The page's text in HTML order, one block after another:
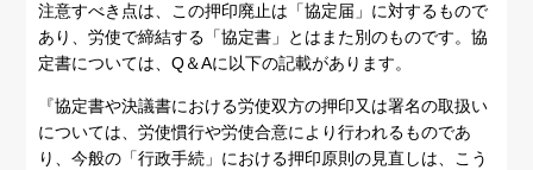
注意すべき点は、この押印廃止は「協定届」に対するもので
あり、労使で締結する「協定書」とはまた別のものです。協
定書については、Q＆Aに以下の記載があります。
『協定書や決議書における労使双方の押印又は署名の取扱い
については、労使慣行や労使合意により行われるものであ
り、今般の「行政手続」における押印原則の見直しは、こう